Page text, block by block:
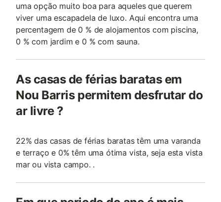
uma opção muito boa para aqueles que querem
viver uma escapadela de luxo. Aqui encontra uma
percentagem de 0 % de alojamentos com piscina,
0 % com jardim e 0 % com sauna.
As casas de férias baratas em
Nou Barris permitem desfrutar do
ar livre ?
22% das casas de férias baratas têm uma varanda
e terraço e 0% têm uma ótima vista, seja esta vista
mar ou vista campo. .